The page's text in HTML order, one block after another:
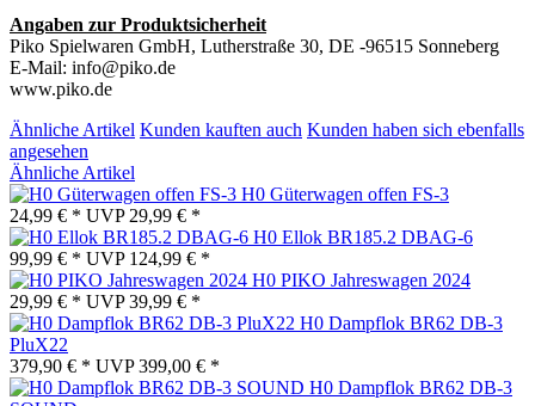
Angaben zur Produktsicherheit
Piko Spielwaren GmbH, Lutherstraße 30, DE -96515 Sonneberg
E-Mail: info@piko.de
www.piko.de
Ähnliche Artikel Kunden kauften auch Kunden haben sich ebenfalls
angesehen
Ähnliche Artikel
H0 Güterwagen offen FS-3
24,99 € * UVP 29,99 € *
H0 Ellok BR185.2 DBAG-6
99,99 € * UVP 124,99 € *
H0 PIKO Jahreswagen 2024
29,99 € * UVP39,99 € *
H0 Dampflok BR62 DB-3
PluX22
379,90 € * UVP399,00 € *
H0 Dampflok BR62 DB-3